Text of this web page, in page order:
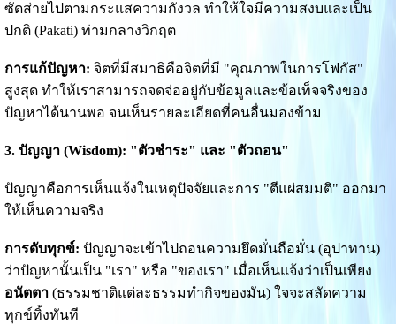
ซัดส่ายไปตามกระแสความกังวล ทำให้ใจมีความสงบและเป็น
ปกติ (Pakati) ท่ามกลางวิกฤต
การแก้ปัญหา: จิตที่มีสมาธิคือจิตที่มี "คุณภาพในการโฟกัส"
สูงสุด ทำให้เราสามารถจดจ่ออยู่กับข้อมูลและข้อเท็จจริงของ
ปัญหาได้นานพอ จนเห็นรายละเอียดที่คนอื่นมองข้าม
3. ปัญญา (Wisdom): "ตัวชำระ" และ "ตัวถอน"
ปัญญาคือการเห็นแจ้งในเหตุปัจจัยและการ "ตีแผ่สมมติ" ออกมา
ให้เห็นความจริง
การดับทุกข์: ปัญญาจะเข้าไปถอนความยึดมั่นถือมั่น (อุปาทาน)
ว่าปัญหานั้นเป็น "เรา" หรือ "ของเรา" เมื่อเห็นแจ้งว่าเป็นเพียง
อนัตตา(ธรรมชาติแต่ละธรรมทำกิจของมัน) ใจจะสลัดความ
ทุกข์ทิ้งทันที